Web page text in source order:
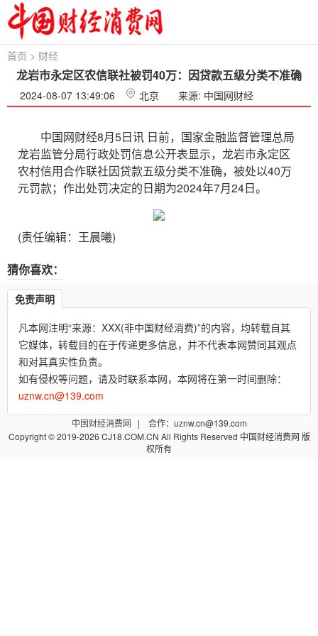
首页 > 财经
龙岩市永定区农信联社被罚40万：因贷款五级分类不准确
2024-08-07 13:49:06 北京 来源: 中国网财经
中国网财经8月5日讯 日前，国家金融监督管理总局
龙岩监管分局行政处罚信息公开表显示，龙岩市永定区
农村信用合作联社因贷款五级分类不准确，被处以40万
元罚款；作出处罚决定的日期为2024年7月24日。
(责任编辑：王晨曦)
猜你喜欢：
免责声明
凡本网注明“来源：XXX(非中国财经消费)”的内容，均转载自其
它媒体，转载目的在于传递更多信息，并不代表本网赞同其观点
和对其真实性负责。
如有侵权等问题，请及时联系本网，本网将在第一时间删除：
uznw.cn@139.com
中国财经消费网
| 合作：uznw.cn@139.com
Copyright © 2019-2026 CJ18.COM.CN All Rights Reserved 中国财经消费网 版
权所有